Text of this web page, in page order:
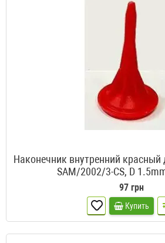
Наконечник внутренний красный
SAM/2002/3-CS, D
97 грн
Купить